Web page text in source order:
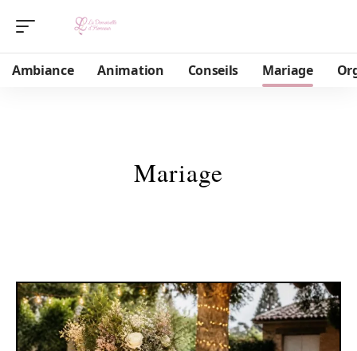
Ambiance Animation Conseils Mariage
Mariage